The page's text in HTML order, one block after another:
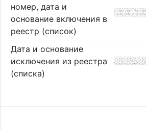
номер, дата и
основание включения в
реестр (список)
Дата и основание
исключения из реестра
(списка)